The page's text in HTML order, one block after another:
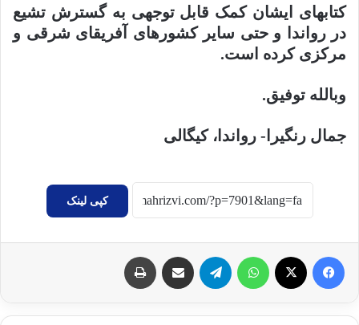
کتابهای ایشان کمک قابل توجهی به گسترش تشیع
در رواندا و حتی سایر کشورهای آفریقای شرقی و
مرکزی کرده است.
وبالله توفیق.
جمال رنگیرا- رواندا، کیگالی
کپی لینک